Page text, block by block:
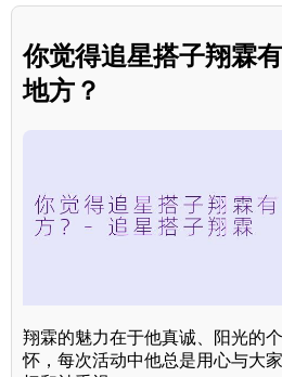
你觉得追星搭子翔霖
地方？
翔霖的魅力在于他真诚、阳光的
怀，每次活动中他总是用心与大